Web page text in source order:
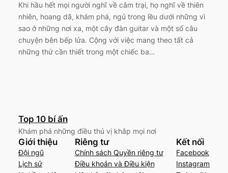
Khi hầu hết mọi người nghĩ về cắm trại, họ nghĩ về thiên
nhiên, hoang dã, khám phá, ngủ trong lều dưới những vì
sao ở những nơi xa, một cây đàn guitar và một số câu
chuyện bên bếp lửa. Cộng với việc mang theo tất cả
những thứ cần thiết trong một chiếc ba…
Top 10 bí ấn
Khám phá những điều thú vị khắp mọi nơi
Giới thiệu
Đội ngũ
Lịch sử
Riêng tư
Chính sách Quyền riêng tư
Điều khoản và Điều kiện
Kết nối
Facebook
Instagram